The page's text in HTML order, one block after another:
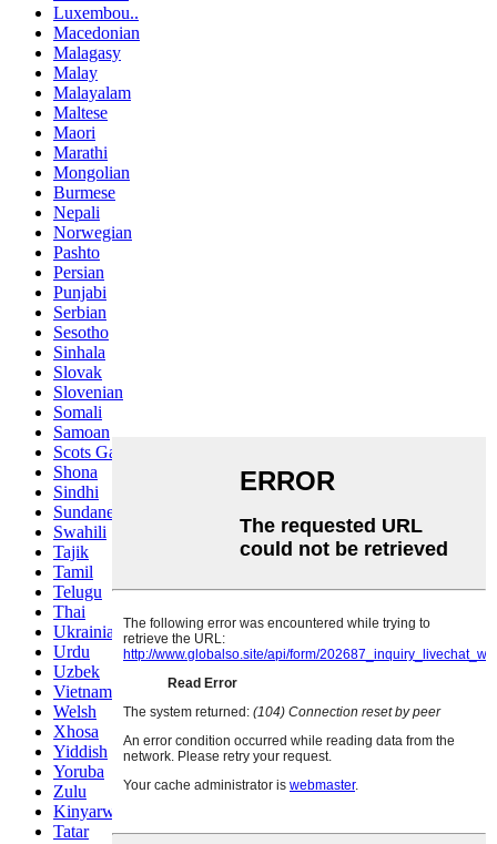
Luxembou..
Macedonian
Malagasy
Malay
Malayalam
Maltese
Maori
Marathi
Mongolian
Burmese
Nepali
Norwegian
Pashto
Persian
Punjabi
Serbian
Sesotho
Sinhala
Slovak
Slovenian
Somali
Samoan
Scots Gaelic
Shona
Sindhi
Sundanese
Swahili
Tajik
Tamil
Telugu
Thai
Ukrainian
Urdu
Uzbek
Vietnamese
Welsh
Xhosa
Yiddish
Yoruba
Zulu
Kinyarwanda
Tatar